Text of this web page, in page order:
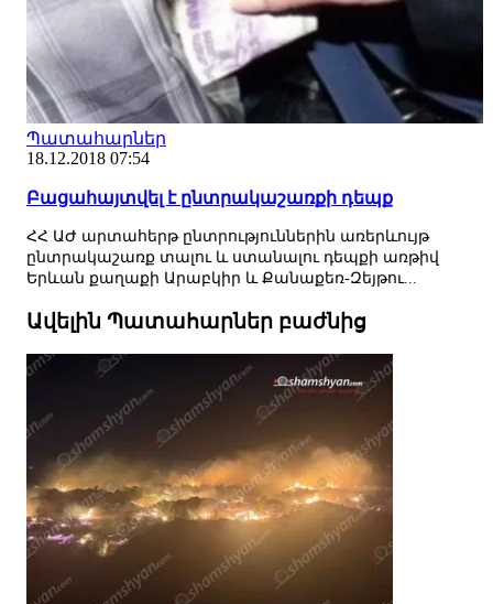
Պատահարներ
18.12.2018 07:54
Բացահայտվել է ընտրակաշառքի դեպք
ՀՀ ԱԺ արտահերթ ընտրություններին առերևույթ
ընտրակաշառք տալու և ստանալու դեպքի առթիվ
Երևան քաղաքի Արաբկիր և Քանաքեռ-Զեյթու...
Ավելին Պատահարներ բաժնից